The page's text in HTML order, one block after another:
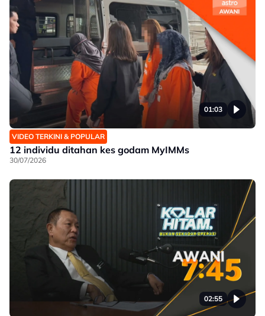
01:03
VIDEO TERKINI & POPULAR
12 individu ditahan kes godam MyIMMs
30/07/2026
02:55